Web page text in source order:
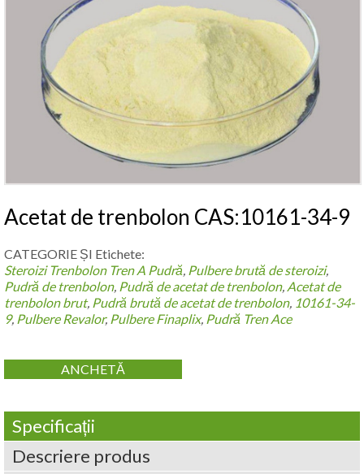
Acetat de trenbolon CAS:10161-34-9
CATEGORIE ȘI Etichete:
Steroizi Trenbolon Tren A Pudră, Pulbere brută de steroizi,
Pudră de trenbolon, Pudră de acetat de trenbolon, Acetat de
trenbolon brut, Pudră brută de acetat de trenbolon, 10161-34-
9, Pulbere Revalor, Pulbere Finaplix, Pudră Tren Ace
ANCHETĂ
Specificații
Descriere produs